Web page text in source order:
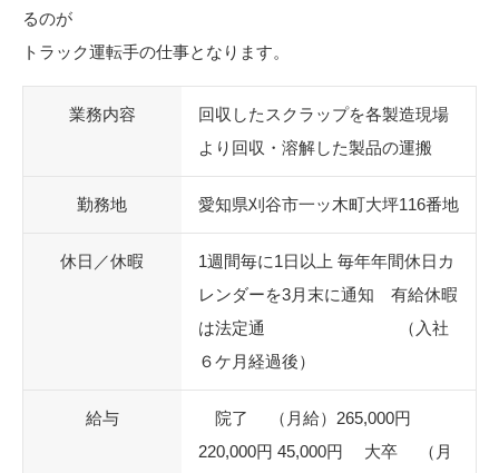
るのが
トラック運転手の仕事となります。
業務内容
回収したスクラップを各製造現場
より回収・溶解した製品の運搬
勤務地 愛知県刈谷市一ッ木町大坪116番地
休日／休暇
1週間毎に1日以上 毎年年間休日カ
レンダーを3月末に通知 有給休暇
は法定通 （入社
６ケ月経過後）
給与
院了 （月給）265,000円
220,000円 45,000円 大卒 （月